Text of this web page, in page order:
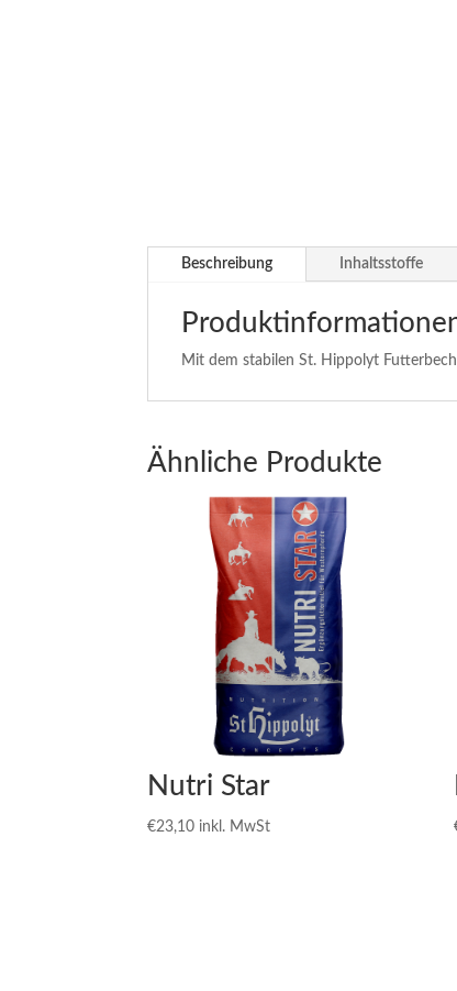
Beschreibung Inhaltsstoffe
Mit dem stabilen St. Hippolyt
Ähnliche Produkte
Nutri Star
€23,10 inkl. MwSt